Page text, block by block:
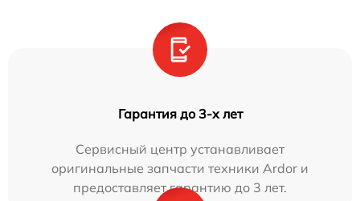
Гарантия до 3-х лет
Сервисный центр устанавливает
оригинальные запчасти техники Ardor и
предоставляет гарантию до 3 лет.